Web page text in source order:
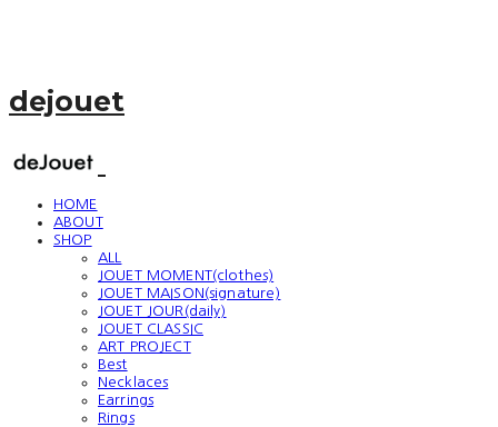
dejouet
HOME
ABOUT
SHOP
ALL
JOUET MOMENT(clothes)
JOUET MAISON(signature)
JOUET JOUR(daily)
JOUET CLASSIC
ART PROJECT
Best
Necklaces
Earrings
Rings